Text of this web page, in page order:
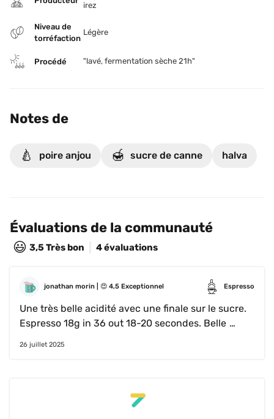
irez
Niveau de
torréfaction
Légère
Procédé "lavé, fermentation sèche 21h"
Notes de
🍐 poire anjou 🍯 sucre de canne halva
Évaluations de la communauté
😃 3,5Très bon 4 évaluations
jonathan morin 😍 4,5 Exceptionnel Espresso
Une très belle acidité avec une finale sur le sucre.
Espresso 18g in 36 out 18-20 secondes. Belle
26 juillet 2025